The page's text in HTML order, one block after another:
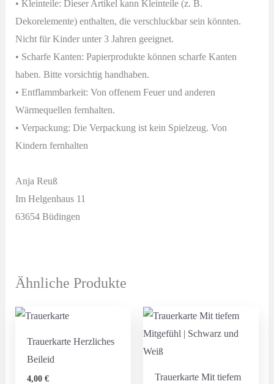
• Kleinteile: Dieser Artikel kann Kleinteile (z. B.
Dekorelemente) enthalten, die verschluckbar sein könnten.
Nicht für Kinder unter 3 Jahren geeignet.
• Scharfe Kanten: Papierprodukte können scharfe Kanten
haben. Bitte vorsichtig handhaben.
• Entflammbarkeit: Von offenem Feuer und anderen
Wärmequellen fernhalten.
• Verpackung: Die Verpackung ist kein Spielzeug. Von
Kindern fernhalten
Anja Reuß
Im Helgenhaus 11
63654 Büdingen
Ähnliche Produkte
Trauerkarte Herzliches
Beileid
4,00 €
Trauerkarte Mit tiefem